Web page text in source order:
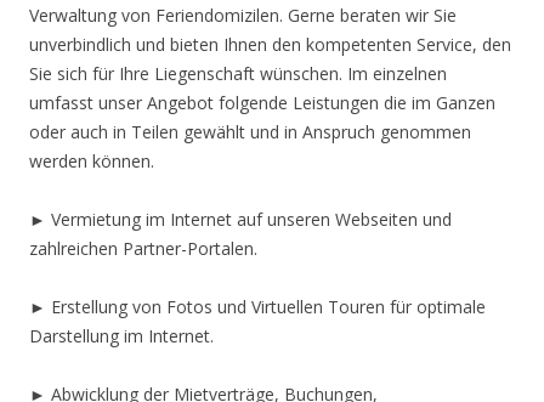
Verwaltung von Feriendomizilen. Gerne beraten wir Sie
unverbindlich und bieten Ihnen den kompetenten Service, den
Sie sich für Ihre Liegenschaft wünschen. Im einzelnen
umfasst unser Angebot folgende Leistungen die im Ganzen
oder auch in Teilen gewählt und in Anspruch genommen
werden können.
► Vermietung im Internet auf unseren Webseiten und
zahlreichen Partner-Portalen.
► Erstellung von Fotos und Virtuellen Touren für optimale
Darstellung im Internet.
► Abwicklung der Mietverträge, Buchungen,